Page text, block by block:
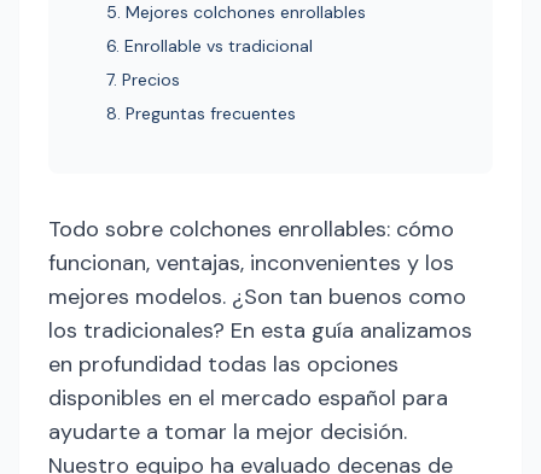
5. Mejores colchones enrollables
6. Enrollable vs tradicional
7. Precios
8. Preguntas frecuentes
Todo sobre colchones enrollables: cómo
funcionan, ventajas, inconvenientes y los
mejores modelos. ¿Son tan buenos como
los tradicionales? En esta guía analizamos
en profundidad todas las opciones
disponibles en el mercado español para
ayudarte a tomar la mejor decisión.
Nuestro equipo ha evaluado decenas de